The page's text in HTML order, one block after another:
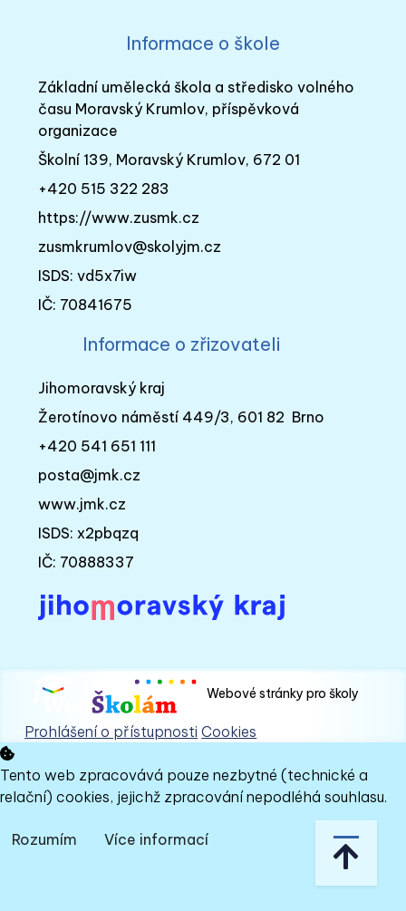
Informace o škole
Základní umělecká škola a středisko volného
času Moravský Krumlov, příspěvková
organizace
Školní 139, Moravský Krumlov, 672 01
+420 515 322 283
https://www.zusmk.cz
zusmkrumlov@skolyjm.cz
ISDS: vd5x7iw
IČ: 70841675
Informace o zřizovateli
Jihomoravský kraj
Žerotínovo náměstí 449/3, 601 82 Brno
+420 541 651 111
posta@jmk.cz
www.jmk.cz
ISDS: x2pbqzq
IČ: 70888337
Webové stránky pro školy
Prohlášení o přístupnosti Cookies
Tento web zpracovává pouze nezbytné (technické a
relační) cookies, jejichž zpracování nepodléhá souhlasu.
Rozumím Více informací